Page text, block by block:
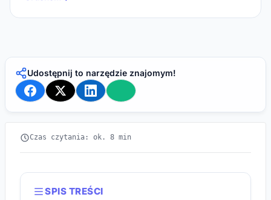
Udostępnij to narzędzie znajomym!
Czas czytania: ok. 8 min
SPIS TREŚCI